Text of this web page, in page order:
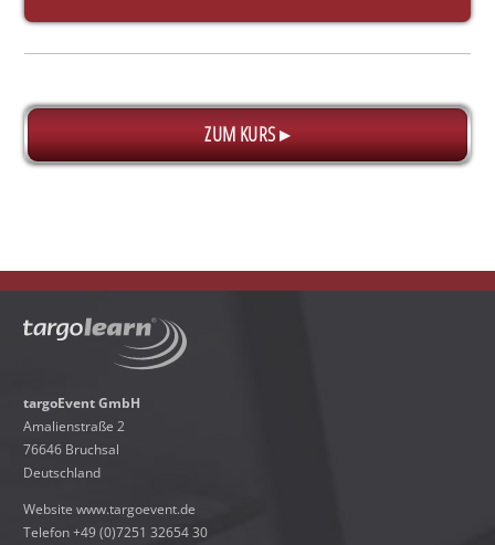
ZUM KURS ▸
targoEvent GmbH
Amalienstraße 2
76646 Bruchsal
Deutschland
Websitewww.targoevent.de
Telefon +49 (0)7251 32654 30